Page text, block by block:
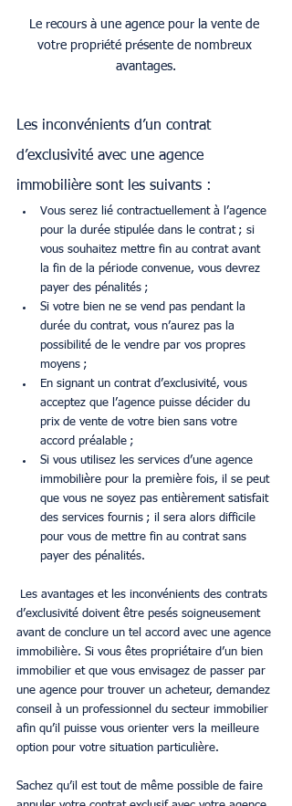
Le recours à une agence pour la vente de
votre propriété présente de nombreux
avantages.
Les inconvénients d’un contrat
d’exclusivité avec une agence
immobilière sont les suivants :
Vous serez lié contractuellement à l’agence
pour la durée stipulée dans le contrat ; si
vous souhaitez mettre fin au contrat avant
la fin de la période convenue, vous devrez
payer des pénalités ;
Si votre bien ne se vend pas pendant la
durée du contrat, vous n’aurez pas la
possibilité de le vendre par vos propres
moyens ;
En signant un contrat d’exclusivité, vous
acceptez que l’agence puisse décider du
prix de vente de votre bien sans votre
accord préalable ;
Si vous utilisez les services d’une agence
immobilière pour la première fois, il se peut
que vous ne soyez pas entièrement satisfait
des services fournis ; il sera alors difficile
pour vous de mettre fin au contrat sans
payer des pénalités.
d’exclusivité doivent être pesés soigneusement
avant de conclure un tel accord avec une agence
immobilière. Si vous êtes propriétaire d’un bien
immobilier et que vous envisagez de passer par
une agence pour trouver un acheteur, demandez
conseil à un professionnel du secteur immobilier
afin qu’il puisse vous orienter vers la meilleure
option pour votre situation particulière.
Sachez qu’il est tout de même possible de faire